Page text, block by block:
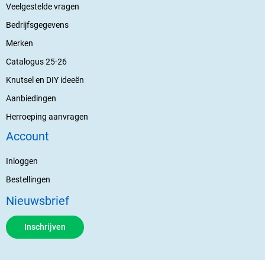
Veelgestelde vragen
Bedrijfsgegevens
Merken
Catalogus 25-26
Knutsel en DIY ideeën
Aanbiedingen
Herroeping aanvragen
Account
Inloggen
Bestellingen
Nieuwsbrief
Inschrijven